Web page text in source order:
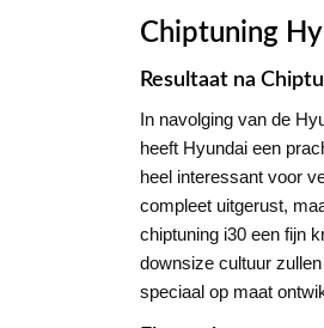
Chiptuning
Resultaat na
In navolging van de
heeft Hyundai een
heel interessant voor
compleet uitgerust,
chiptuning i30 een fijn
downsize cultuur
speciaal op maat